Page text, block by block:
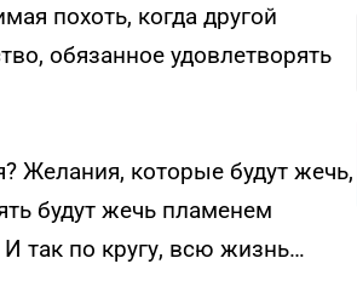
похоть, когда другой
обязанное удовлетворять
Желания, которые будут жечь,
будут жечь пламенем
так по кругу, всю жизнь…